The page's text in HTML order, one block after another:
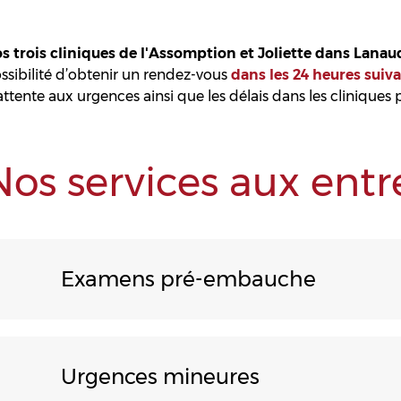
trois cliniques de l'Assomption et Joliette dans
d’obtenir un rendez-vousdans les 24 heures
aux urgences ainsi que les délais dans les cliniques
services aux
Examens pré-embauche
Urgences mineures